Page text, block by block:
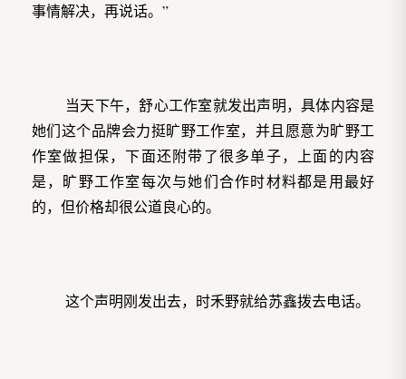
事情解决，再说话。”
当天下午，舒心工作室就发出声明，具体内容是
她们这个品牌会力挺旷野工作室，并且愿意为旷野工
作室做担保，下面还附带了很多单子，上面的内容
是，旷野工作室每次与她们合作时材料都是用最好
的，但价格却很公道良心的。
这个声明刚发出去，时禾野就给苏鑫拨去电话。